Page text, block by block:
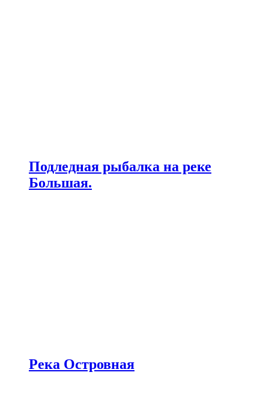
Подледная рыбалка на реке
Большая.
Река Островная